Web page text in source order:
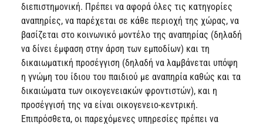
διεπιστημονική. Πρέπει να αφορά όλες τις κατηγορίες
αναπηρίες, να παρέχεται σε κάθε περιοχή της χώρας, να
βασίζεται στο κοινωνικό μοντέλο της αναπηρίας (δηλαδή
να δίνει έμφαση στην άρση των εμποδίων) και τη
δικαιωματική προσέγγιση (δηλαδή να λαμβάνεται υπόψη
η γνώμη του ίδιου του παιδιού με αναπηρία καθώς και τα
δικαιώματα των οικογενειακών φροντιστών), και η
προσέγγισή της να είναι οικογενειο-κεντρική.
Επιπρόσθετα, οι παρεχόμενες υπηρεσίες πρέπει να